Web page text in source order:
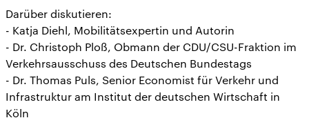
Darüber diskutieren:
- Katja Diehl, Mobilitätsexpertin und Autorin
- Dr. Christoph Ploß, Obmann der CDU/CSU-Fraktion im
Verkehrsausschuss des Deutschen Bundestags
- Dr. Thomas Puls, Senior Economist für Verkehr und
Infrastruktur am Institut der deutschen Wirtschaft in
Köln